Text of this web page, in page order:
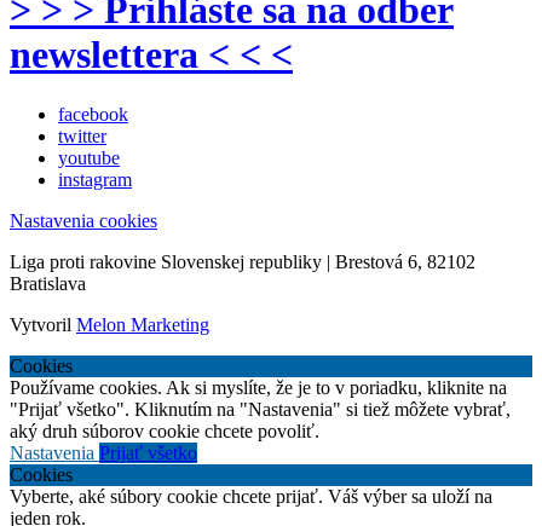
> > > Prihláste sa na odber
newslettera < < <
facebook
twitter
youtube
instagram
Nastavenia cookies
Liga proti rakovine Slovenskej republiky | Brestová 6, 82102
Bratislava
Vytvoril Melon Marketing
Cookies
Používame cookies. Ak si myslíte, že je to v poriadku, kliknite na
"Prijať všetko". Kliknutím na "Nastavenia" si tiež môžete vybrať,
aký druh súborov cookie chcete povoliť.
Nastavenia Prijať všetko
Cookies
Vyberte, aké súbory cookie chcete prijať. Váš výber sa uloží na
jeden rok.